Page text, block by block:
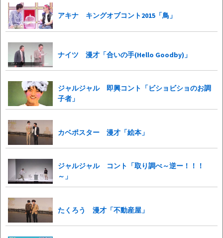
アキナ キングオブコント2015「鳥」
ナイツ 漫才「合いの手(Hello Goodby)」
ジャルジャル 即興コント「ビショビショのお調
子者」
カベポスター 漫才「絵本」
ジャルジャル コント「取り調べ～逆ー！！！
～」
たくろう 漫才「不動産屋」